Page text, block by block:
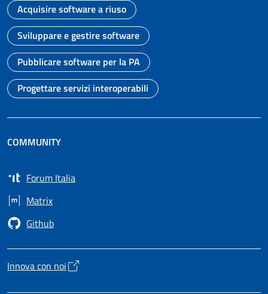
Vai alla pagina
Acquisire software a riuso
Vai alla pagina
Sviluppare e gestire software
Vai alla pagina
Pubblicare software per la PA
Vai alla pagina
Progettare servizi interoperabili
COMMUNITY
Forum Italia
Apre in un nuovo tab
Matrix
Apre in un nuovo tab
Github
Apre in un nuovo tab
Innova con noi
Apre in un nuovo tab